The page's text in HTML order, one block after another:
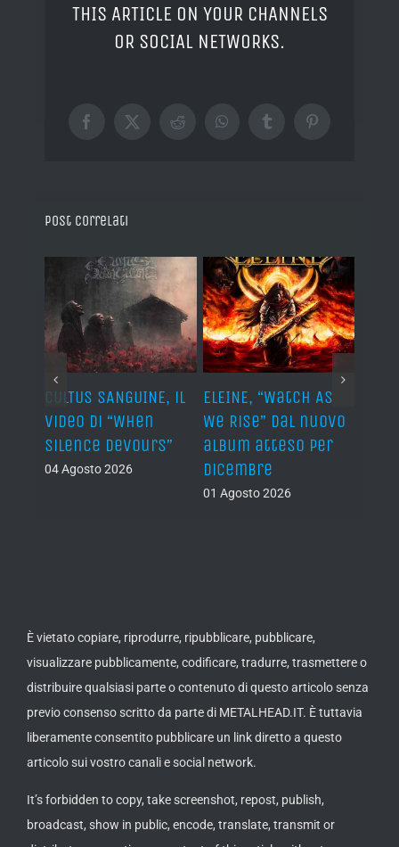
THIS ARTICLE ON YOUR CHANNELS
OR SOCIAL NETWORKS.
Facebook
X RedditWhatsAppTumblrPinterest
Post correlati
CULTUS SANGUINE, il
video di “When
Silence Devours”
04 Agosto 2026
ELEINE, “Watch As
We Rise” dal nuovo
album atteso per
dicembre
01 Agosto 2026
È vietato copiare, riprodurre, ripubblicare, pubblicare,
visualizzare pubblicamente, codificare, tradurre, trasmettere o
distribuire qualsiasi parte o contenuto di questo articolo senza
previo consenso scritto da parte di METALHEAD.IT. È tuttavia
liberamente consentito pubblicare un link diretto a questo
articolo sui vostro canali e social network.
It’s forbidden to copy, take screenshot, repost, publish,
broadcast, show in public, encode, translate, transmit or